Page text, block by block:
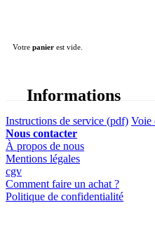
Votre panier est vide.
Informations
Instructions de service (pdf) Voie
Nous contacter
À propos de nous
Mentions légales
cgv
Comment faire un achat ?
Politique de confidentialité